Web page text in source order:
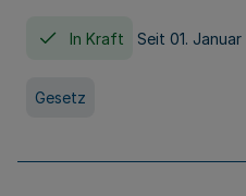
In Kraft Seit 01. Januar
Gesetz